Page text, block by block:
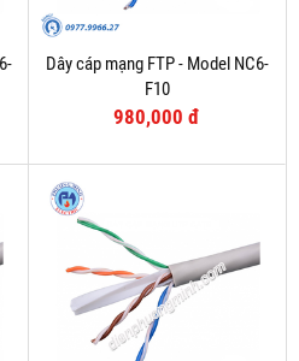
Dây cáp mạng FTP - Model NC6-
F10
980,000 đ